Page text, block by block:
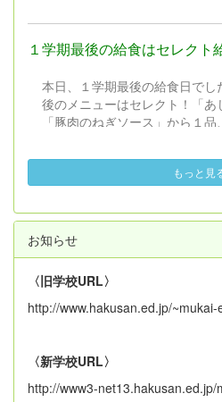
「戦争」や「平和」に関する番
れの児童が思いを持ちながら視
ついて考えを深められるように
習を行いました。米倉斉加年
となになれなかった弟たちに...
挿絵を映し出しながら、５・
で読み聞かせました（校長はピ
歌...）。 子どもたちはぐっ
分たちができることについて考
います。 「おとなになれなかっ
に...」は中学１年生の国語の教
されているとのことですので機
んでみていただければ幸いです
年・学級でも、平和について考
１学期最後の給食はセレクト
本日、１学期最後の給食日でし
後のメニューはセレクト！「あ
「豚肉のねぎソース」から１
品、事前に選んだものを食べま
する以外の共通のメニューは、
１年生も１学期最後の給食・
給食開始日は、９月１日（火）
もっと見
お知らせ
〈旧学校URL〉
http://www.hakusan.ed.jp/~mukai-
〈新学校URL〉
http://www3-net13.hakusan.ed.jp/